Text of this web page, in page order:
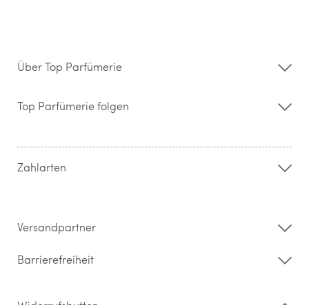
Über Top Parfümerie
Storefinder
Kontakt
Widerrufsrecht & Rückgabebedingungen
Top Parfümerie folgen
Zahlarten
Versandpartner
Barrierefreiheit